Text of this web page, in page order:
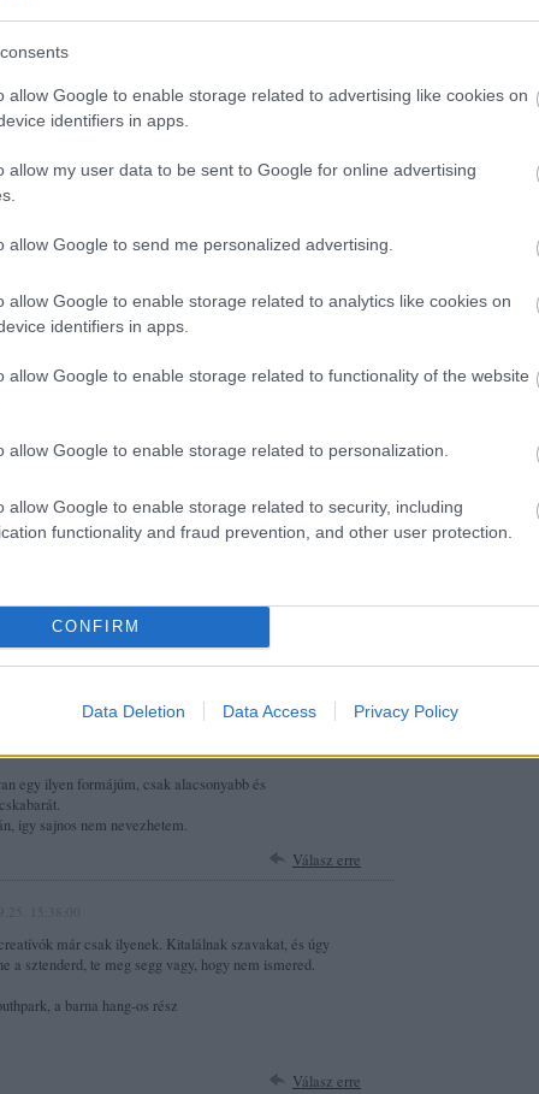
allow Google to enable storage related to advertising like cookies on
identifiers in apps.
allow my user data to be sent to Google for online advertising
allow Google to send me personalized advertising.
allow Google to enable storage related to analytics like cookies on
identifiers in apps.
allow Google to enable storage related to functionality of the website
allow Google to enable storage related to personalization.
allow Google to enable storage related to security, including
functionality and fraud prevention, and other user protection.
CONFIRM
Data Deletion Data Access Privacy Policy
trackback/id/1406148
nem ellenőrzi. Kifogás esetén forduljon a blog szerkesztőjéhez. Részletek a Felhasználási
Válasz erre
a "szünyő" jelzőt? Sokkal egyszerűbb lett volna csak simán
at használni és akkor magyarázkodni sem kell.
is ez a szó. Olyan mű! Kedvem lenne egyből arcon csapni
Válasz erre
van, meg egy csöpp élettapasztalata hozzá. sőt, a
kutyatulajdonság. gyere, csapj arcon, épp ezt mondogatom,
mert utána egyből arcon foglak rúgni. barom.
Válasz erre
2009.09.25. 15:34:34
egy ilyen formájúm, csak alacsonyabb és
igy sajnos nem nevezhetem.
Válasz erre
már csak ilyenek. Kitalálnak szavakat, és úgy
a sztenderd, te meg segg vagy, hogy nem ismered.
a barna hang-os rész
Válasz erre